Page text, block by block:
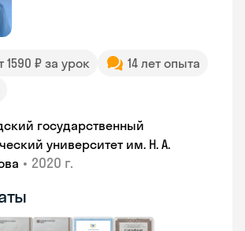
1590 ₽ за урок
14 лет опыта
государственный
университет им. Н. А.
• 2020 г.